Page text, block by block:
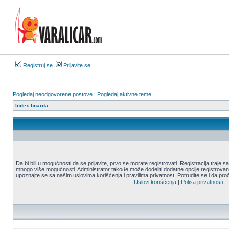
Registruj se Prijavite se
Pogledaj neodgovorene postove | Pogledaj aktivne teme
Index boarda
Da bi bili u mogućnosti da se prijavite, prvo se morate registrovati. Registracija traje
mnogo više mogućnosti. Administrator takođe može dodeliti dodatne opcije
upoznajte se sa našim uslovima korišćenja i pravilima privatnost. Potrudite se i da
Uslovi korišćenja| Polisa privatnosti